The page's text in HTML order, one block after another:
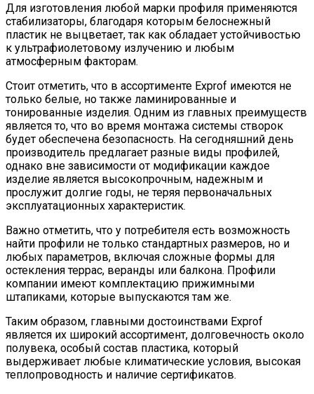
Для изготовления любой марки профиля применяются
стабилизаторы, благодаря которым белоснежный
пластик не выцветает, так как обладает устойчивостью
к ультрафиолетовому излучению и любым
атмосферным факторам.
Стоит отметить, что в ассортименте Exprof имеются не
только белые, но также ламинированные и
тонированные изделия. Одним из главных преимуществ
является то, что во время монтажа системы створок
будет обеспечена безопасность. На сегодняшний день
производитель предлагает разные виды профилей,
однако вне зависимости от модификации каждое
изделие является высокопрочным, надежным и
прослужит долгие годы, не теряя первоначальных
эксплуатационных характеристик.
Важно отметить, что у потребителя есть возможность
найти профили не только стандартных размеров, но и
любых параметров, включая сложные формы для
остекления террас, веранды или балкона. Профили
компании имеют комплектацию прижимными
штапиками, которые выпускаются там же.
Таким образом, главными достоинствами Exprof
является их широкий ассортимент, долговечность около
полувека, особый состав пластика, который
выдерживает любые климатические условия, высокая
теплопроводность и наличие сертификатов.